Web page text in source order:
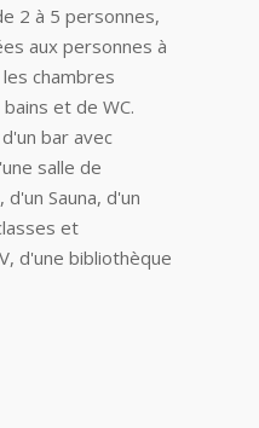
2 à 5 personnes,
aux personnes à
chambres
et de WC.
bar avec
salle de
Sauna, d'un
et
d'une bibliothèque